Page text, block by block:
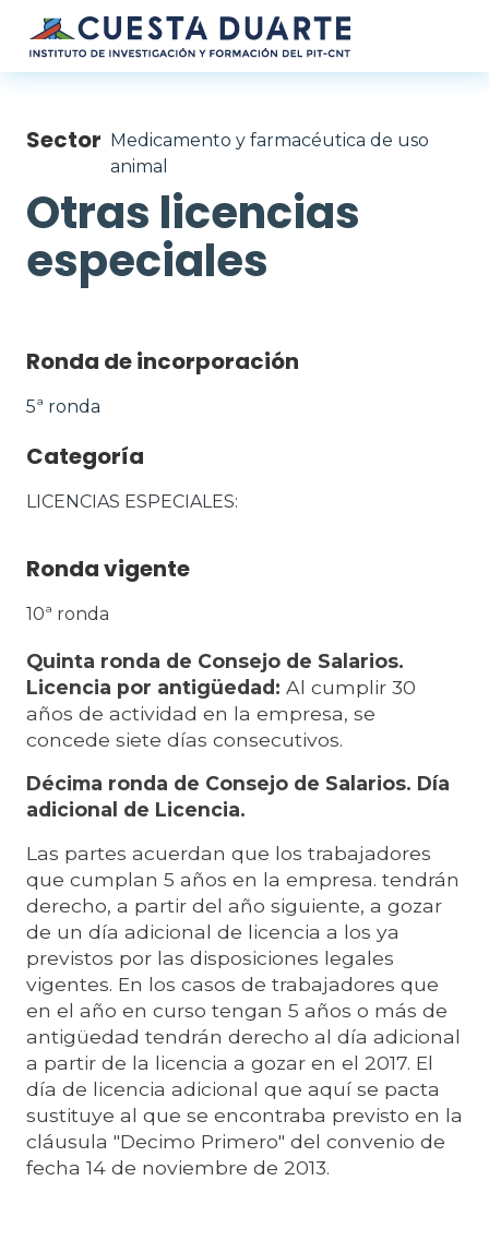
Pasar al contenido principal
Sector
Medicamento y farmacéutica de uso
animal
Otras licencias
especiales
Ronda de incorporación
5ª ronda
Categoría
LICENCIAS ESPECIALES
Ronda vigente
10ª ronda
Quinta ronda de Consejo de Salarios.
Licencia por antigüedad: Al cumplir 30
años de actividad en la empresa, se
concede siete días consecutivos.
Décima ronda de Consejo de Salarios. Día
adicional de Licencia.
Las partes acuerdan que los trabajadores
que cumplan 5 años en la empresa. tendrán
derecho, a partir del año siguiente, a gozar
de un día adicional de licencia a los ya
previstos por las disposiciones legales
vigentes. En los casos de trabajadores que
en el año en curso tengan 5 años o más de
antigüedad tendrán derecho al día adicional
a partir de la licencia a gozar en el 2017. El
día de licencia adicional que aquí se pacta
sustituye al que se encontraba previsto en la
cláusula "Decimo Primero" del convenio de
fecha 14 de noviembre de 2013.